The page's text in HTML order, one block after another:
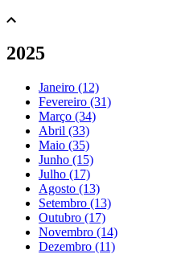
2025
Janeiro (12)
Fevereiro (31)
Março (34)
Abril (33)
Maio (35)
Junho (15)
Julho (17)
Agosto (13)
Setembro (13)
Outubro (17)
Novembro (14)
Dezembro (11)